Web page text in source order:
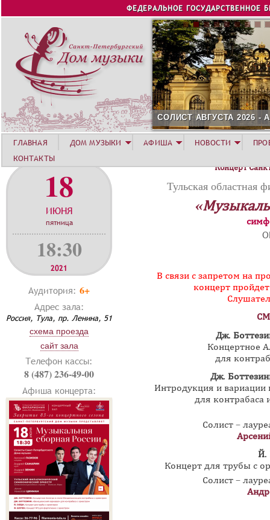
Jump to navigation
ФЕДЕРАЛЬНОЕ ГОСУДАРСТВЕННОЕ
СОЛИСТ АВГУСТА 2026 -
18
ИЮНЯ
пятница
18:30
2021
Аудитория: 6+
Адрес зала:
Россия, Тула, пр. Ленина, 51
схема проезда
сайт зала
Телефон кассы:
8 (487) 236-49-00
Афиша концерта:
Концерт
Тульская
В связи с запретом на
концерт
Дж.
Концертное
для
Дж.
Интродукция и вариации
для контрабаса
Солист –
Й.
Концерт для трубы с
Солист –
ГЛАВНАЯ ДОМ МУЗЫКИ АФИША НОВОСТИ
КОНТАКТЫ